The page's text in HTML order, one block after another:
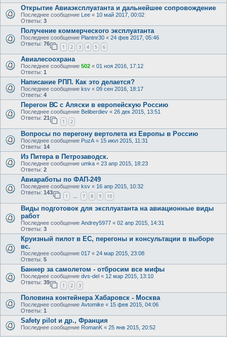
Открытие Авиаэксплуатанта и дальнейшее сопровождение
Последнее сообщение Lee « 10 май 2017, 00:02
Ответы: 3
Получение коммерческого эксплуатанта
Последнее сообщение Plantnr30 « 24 фев 2017, 05:46
Ответы: 76
1 2 3 4 5 6
Авиалесоохрана
Последнее сообщение 502 « 01 ноя 2016, 17:12
Ответы: 1
Написание РПП. Как это делается?
Последнее сообщение ksv « 09 сен 2016, 18:17
Ответы: 4
Перегон ВС с Аляски в европейскую Россию
Последнее сообщение Beliberdiev « 26 дек 2015, 13:51
Ответы: 21
1 2
Вопросы по перегону вертолета из Европы в Россию
Последнее сообщение PuzA « 15 июл 2015, 11:31
Ответы: 14
Из Питера в Петрозаводск.
Последнее сообщение umka « 23 апр 2015, 18:23
Ответы: 2
Авиаработы по ФАП-249
Последнее сообщение ksv « 16 апр 2015, 10:32
Ответы: 143
1 … 7 8 9 10
Виды подготовок для эксплуатанта на авиационные виды
работ
Последнее сообщение Andrey5977 « 02 апр 2015, 14:31
Ответы: 3
Круизный пилот в ЕС, перегоны и консультации в выборе
вс.
Последнее сообщение 017 « 24 мар 2015, 23:08
Ответы: 5
Баннер за самолетом - отбросим все мифы
Последнее сообщение dvs-del « 12 мар 2015, 13:10
Ответы: 39
1 2 3
Половина контейнера Хабаровск - Москва
Последнее сообщение Avtomike « 15 фев 2015, 04:06
Ответы: 1
Safety pilot и др., Франция
Последнее сообщение RomanK « 25 янв 2015, 20:52